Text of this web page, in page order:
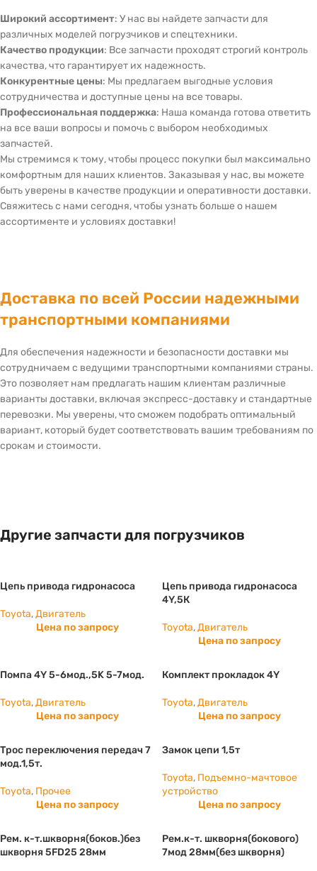
Широкий ассортимент: У нас вы найдете запчасти для
различных моделей погрузчиков и спецтехники.
Качество продукции: Все запчасти проходят строгий контроль
качества, что гарантирует их надежность.
Конкурентные цены: Мы предлагаем выгодные условия
сотрудничества и доступные цены на все товары.
Профессиональная поддержка: Наша команда готова ответить
на все ваши вопросы и помочь с выбором необходимых
запчастей.
Мы стремимся к тому, чтобы процесс покупки был максимально
комфортным для наших клиентов. Заказывая у нас, вы можете
быть уверены в качестве продукции и оперативности доставки.
Свяжитесь с нами сегодня, чтобы узнать больше о нашем
ассортименте и условиях доставки!
Доставка по всей России надежными
транспортными компаниями
Для обеспечения надежности и безопасности доставки мы
сотрудничаем с ведущими транспортными компаниями страны.
Это позволяет нам предлагать нашим клиентам различные
варианты доставки, включая экспресс-доставку и стандартные
перевозки. Мы уверены, что сможем подобрать оптимальный
вариант, который будет соответствовать вашим требованиям по
срокам и стоимости.
Другие запчасти для погрузчиков
Цепь привода гидронасоса
Toyota,Двигатель
Цена по запросу
Цепь привода гидронасоса
4Y,5К
Toyota,Двигатель
Цена по запросу
Помпа 4Y 5-6мод.,5K 5-7мод.
Toyota,Двигатель
Цена по запросу
Комплект прокладок 4Y
Toyota,Двигатель
Цена по запросу
Трос переключения передач 7
мод.1,5т.
Toyota, Прочее
Цена по запросу
Замок цепи 1,5т
Toyota, Подъемно-мачтовое
устройство
Цена по запросу
Рем. к-т.шкворня(боков.)без
шкворня 5FD25 28мм
Рем.к-т. шкворня(бокового)
7мод 28мм(без шкворня)